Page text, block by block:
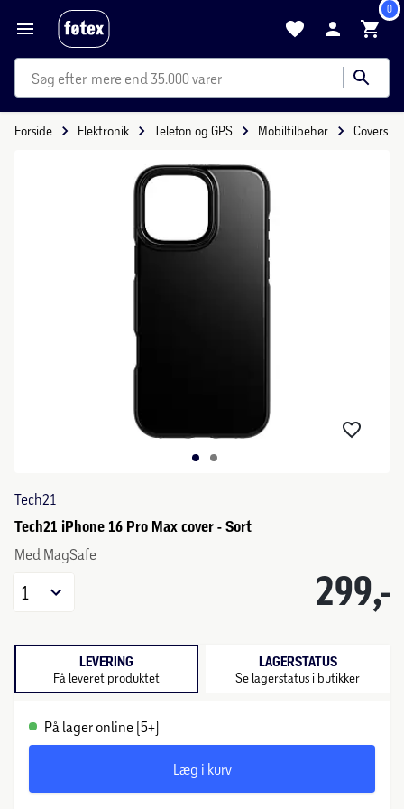
0
mere end 35.000 varer
Forside Elektronik Telefon og GPS Mobiltilbehør Covers
Tech21
Tech21 iPhone 16 Pro Max cover - Sort
Med MagSafe
299,-
1
LEVERING
Få leveret produktet
LAGERSTATUS
Se lagerstatus i butikker
På lager online (5+)
Læg i kurv